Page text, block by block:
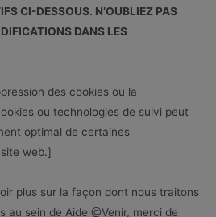
CI-DESSOUS. N’OUBLIEZ PAS
DANS LES
des cookies ou la
ou technologies de suivi peut
optimal de certaines
web.]
plus sur la façon dont nous traitons
au sein de Aide @Venir, merci de